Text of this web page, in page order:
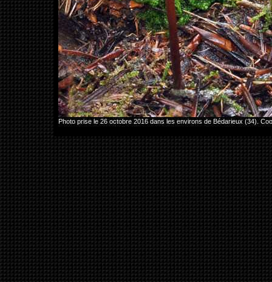
Photo prise le 26 octobre 2016 dans les environs de Bédarieux (34).